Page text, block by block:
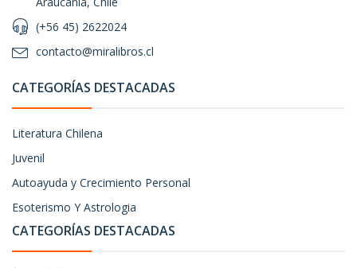
(+56 45) 2622024
contacto@miralibros.cl
CATEGORÍAS DESTACADAS
Literatura Chilena
Juvenil
Autoayuda y Crecimiento Personal
Esoterismo Y Astrologia
CATEGORÍAS DESTACADAS